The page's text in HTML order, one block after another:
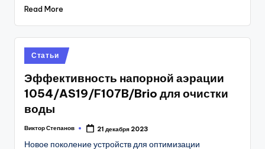
Read More
Posted
in
Статьи
Эффективность напорной аэрации
1054/AS19/F107B/Brio для очистки
воды
Posted
Виктор Степанов 21 декабря 2023
Новое поколение устройств для оптимизации